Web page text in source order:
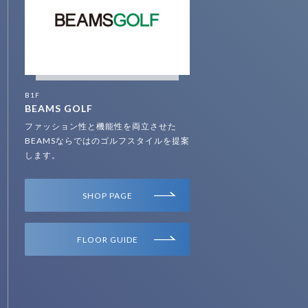
B1F
BEAMS GOLF
ファッション性と機能性を両立させた
BEAMSならではのゴルフスタイルを提案
します。
SHOP PAGE
FLOOR GUIDE